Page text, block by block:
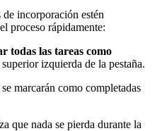
incorporación estén
proceso rápidamente:
todas las tareas como
izquierda de la pestaña.
marcarán como completadas
que nada se pierda durante la